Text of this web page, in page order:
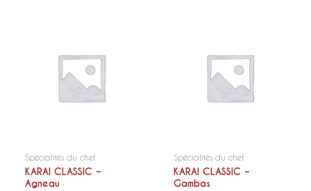
Spécialités du chef
KARAI CLASSIC –
Agneau
Spécialités du chef
KARAI CLASSIC –
Gambas